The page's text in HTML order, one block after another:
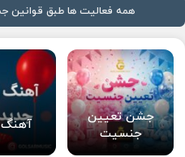
همه فعالیت ها طبق قوانین
جشن تعیین
جنسیت
آهنگ